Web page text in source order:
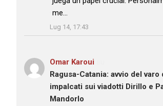
me…
Lug 14, 17:43
Omar Karoui
Ragusa-Catania: avvio del varo
impalcati sui viadotti Dirillo e
Mandorlo